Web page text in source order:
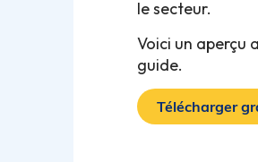
le secteur.
Voici un aperçu
guide.
Télécharger